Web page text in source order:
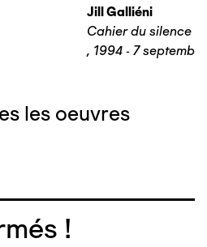
Jill Galliéni
Cahier du silence
, 1994 - 7
les oeuvres
!